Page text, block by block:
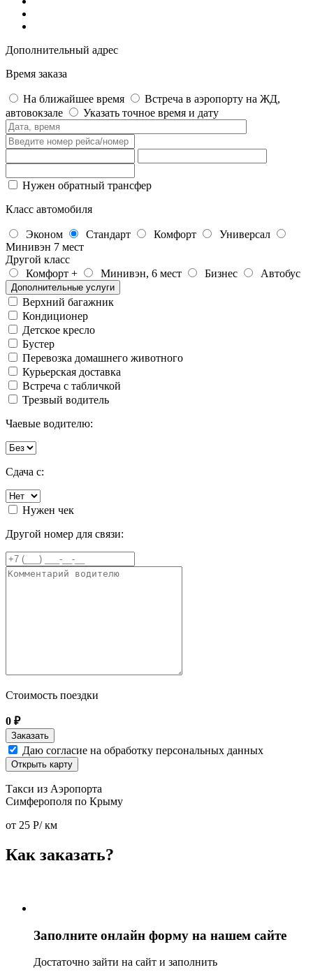
Дополнительный адрес
Время заказа
На ближайшее время
Встреча в аэропорту на ЖД,
автовокзале
Указать точное время и дату
Нужен обратный трансфер
Класс автомобиля
Эконом Стандарт Комфорт
Универсал
Минивэн 7 мест
Другой класс
Комфорт +
Минивэн, 6 мест Бизнес Автобус
Дополнительные услуги
Верхний багажник
Кондиционер
Детское кресло
Бустер
Перевозка домашнего животного
Курьерская доставка
Встреча с табличкой
Трезвый водитель
Чаевые водителю:
Сдача с:
Нужен чек
Другой номер для связи:
Стоимость поездки
0 ₽
Даю согласие на обработку персональных данных
Открыть карту
Такси из Аэропорта
Симферополя по Крыму
от 25 Р/ км
Как заказать?
Заполните онлайн форму на нашем сайте
Достаточно зайти на сайт и заполнить